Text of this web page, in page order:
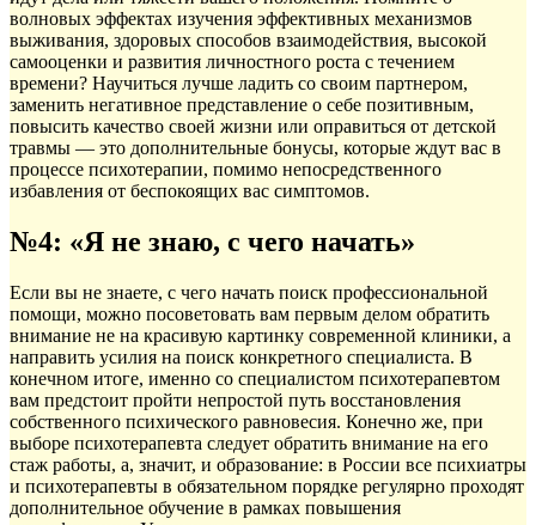
волновых эффектах изучения эффективных механизмов
выживания, здоровых способов взаимодействия, высокой
самооценки и развития личностного роста с течением
времени? Научиться лучше ладить со своим партнером,
заменить негативное представление о себе позитивным,
повысить качество своей жизни или оправиться от детской
травмы — это дополнительные бонусы, которые ждут вас в
процессе психотерапии, помимо непосредственного
избавления от беспокоящих вас симптомов.
№4: «Я не знаю, с чего начать»
Если вы не знаете, с чего начать поиск профессиональной
помощи, можно посоветовать вам первым делом обратить
внимание не на красивую картинку современной клиники, а
направить усилия на поиск конкретного специалиста. В
конечном итоге, именно со специалистом психотерапевтом
вам предстоит пройти непростой путь восстановления
собственного психического равновесия. Конечно же, при
выборе психотерапевта следует обратить внимание на его
стаж работы, а, значит, и образование: в России все психиатры
и психотерапевты в обязательном порядке регулярно проходят
дополнительное обучение в рамках повышения